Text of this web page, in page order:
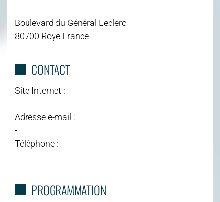
Boulevard du Général Leclerc
80700 Roye France
CONTACT
Site Internet :
-
Adresse e-mail :
-
Téléphone :
-
PROGRAMMATION